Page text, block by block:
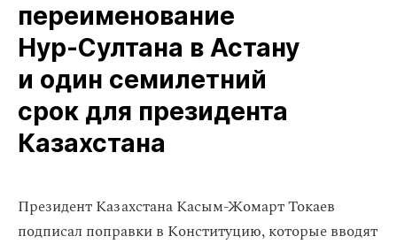
переименование
Нур‑Султана в Астану
и один семилетний
срок для президента
Казахстана
Президент Казахстана Касым-Жомарт Токаев
подписал поправки в Конституцию, которые вводят